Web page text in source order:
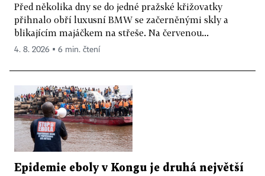
Před několika dny se do jedné pražské křižovatky
přihnalo obří luxusní BMW se začerněnými skly a
blikajícím majáčkem na střeše. Na červenou...
4. 8. 2026 ▪ 6 min. čtení
Epidemie eboly v Kongu je druhá největší